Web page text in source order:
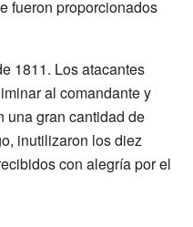
fueron proporcionados
1811. Los atacantes
al comandante y
una gran cantidad de
inutilizaron los diez
con alegría por el